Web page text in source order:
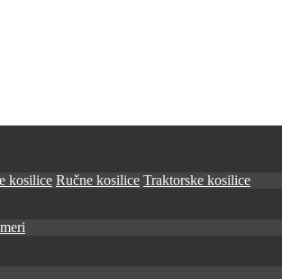
kosilice Ručne kosilice Traktorske kosilice